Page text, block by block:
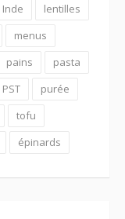
Inde
lentilles
menus
pains
pasta
PST
purée
tofu
épinards